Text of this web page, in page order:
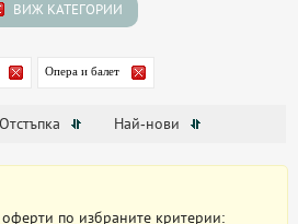
ВИЖ КАТЕГОРИИ
Опера и балет
Отстъпка Най-нови
по избраните критерии: